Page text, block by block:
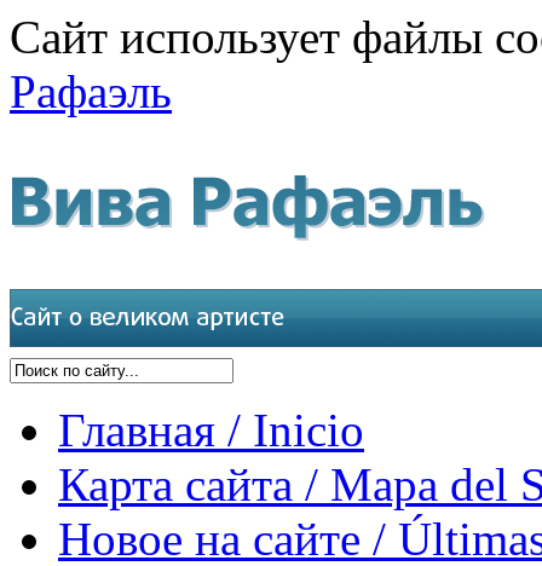
Сайт использует файлы
Рафаэль
Главная / Inicio
Карта сайта / Mapa del
Новое на сайте /